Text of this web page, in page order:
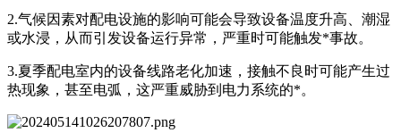
2.气候因素对配电设施的影响可能会导致设备温度升高、潮湿
或水浸，从而引发设备运行异常，严重时可能触发*事故。
3.夏季配电室内的设备线路老化加速，接触不良时可能产生过
热现象，甚至电弧，这严重威胁到电力系统的*。